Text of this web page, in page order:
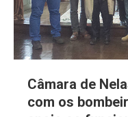
Câmara de
com os